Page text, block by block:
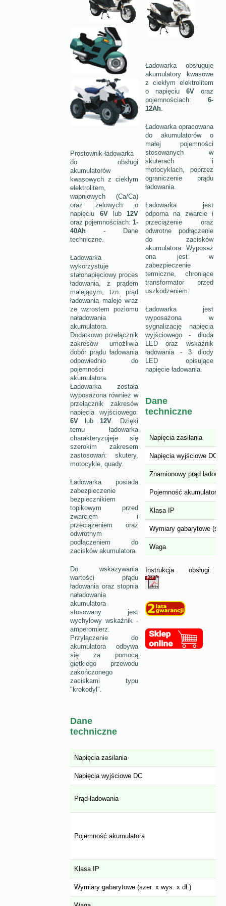
Prostownik-ładowarka
do obsługi
akumulatorów
kwasowych z ciekłym
elektrolitem,
wapniowych (Ca/Ca)
oraz żelowych o
napięciu 6Vlub 12V
oraz pojemnościach: 1-
40Ah - Dane
techniczne.
Ładowarka
wykorzystuje
stałonapięciowy proces
ładowania, z prądem
malejącym, tzn. prąd
ładowania maleje wraz
ze wzrostem poziomu
naładowania
akumulatora.
Dodatkowo przełącznik
zakresów umożliwia
dobór prądu ładowania
odpowiednio do
pojemności
akumulatora.
Ładowarka została
wyposażona również w
przełącznik zakresów
napięcia wyjściowego:
6V lub12V. Dzięki
temu ładowarka
charakteryzujeje się
szerokim zakresem
zastosowań: skutery,
motocykle, quady.
Ładowarka posiada
zabezpieczenie
bezpiecznikiem
topikowym przed
zwarciem i
przeciążeniem oraz
odwrotnym
podłączeniem do
zacisków akumulatora.
Do wskazywania
wartości prądu
ładowania oraz stopnia
naładowania
akumulatora
stosowany jest
wychyłowy wskaźnik -
amperomierz.
Przyłączenie do
akumulatora odbywa
się za pomocą
giętkiego przewodu
zakończonego
zaciskami typu
"krokodyl".
Dane
techniczne
Napięcia zasilania
Napięcia wyjściowe DC
Prąd ładowania
Pojemność akumulatora
Klasa IP
Wymiary gabarytowe (szer. x wys. x dł.)
Ładowarka obsługuje
akumulatory kwasowe
z ciekłym elektrolitem
o napięciu 6Voraz
pojemnościach: 6-
12Ah.
Ładowarka opracowana
do akumulatorów o
małej pojemności
stosowanych w
skuterach i
motocyklach, poprzez
ograniczenie prądu
ładowania.
Ładowarka jest
odporna na zwarcie i
przeciążenie oraz
odwrotne podłączenie
do zacisków
akumulatora. Wyposaż
ona jest w
zabezpieczenie
termiczne, chroniące
transformator przed
uszkodzeniem.
Ładowarka jest
wyposażona w
sygnalizację napięcia
wyjściowego - dioda
LED oraz wskaźnik
ładowania - 3 diody
LED opisujące
napięcie ładowania.
Dane
techniczne
Napięcia zasilania
Napięcia wyjściowe DC
Znamionowy prąd
Pojemność akumulatora
Klasa IP
Wymiary gabarytowe
Waga
Instrukcja obsługi: